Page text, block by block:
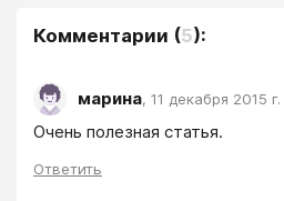
Комментарии (5):
марина, 11 декабря 2015
Очень полезная статья.
Ответить